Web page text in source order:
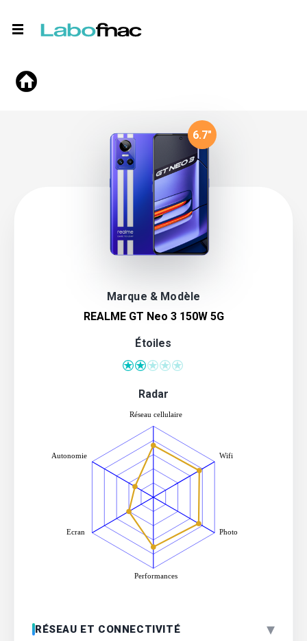
Marque & Modèle
6.7"
REALME GT Neo 3 150W 5G
Étoiles
Radar
RÉSEAU ET CONNECTIVITÉ ▾